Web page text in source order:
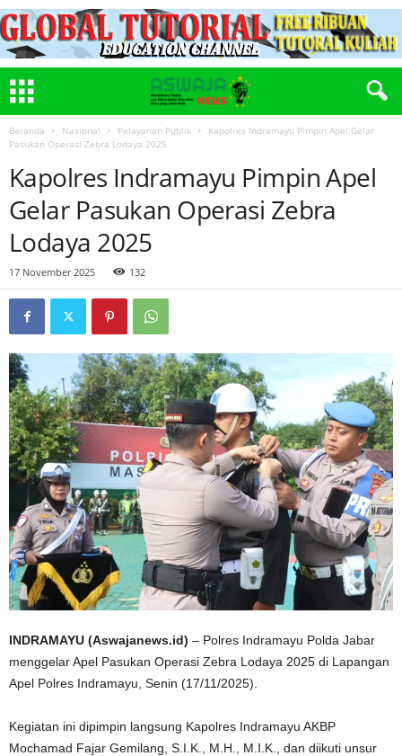
Beranda Nasional Pelayanan Publik
Kapolres Indramayu Pimpin Apel Gelar
Pasukan Operasi Zebra Lodaya 2025
Kapolres Indramayu Pimpin Apel
Gelar Pasukan Operasi Zebra
Lodaya 2025
17 November 2025 132
INDRAMAYU (Aswajanews.id) – Polres Indramayu Polda Jabar
menggelar Apel Pasukan Operasi Zebra Lodaya 2025 di Lapangan
Apel Polres Indramayu, Senin (17/11/2025).
Kegiatan ini dipimpin langsung Kapolres Indramayu AKBP
Mochamad Fajar Gemilang, S.I.K., M.H., M.I.K., dan diikuti unsur